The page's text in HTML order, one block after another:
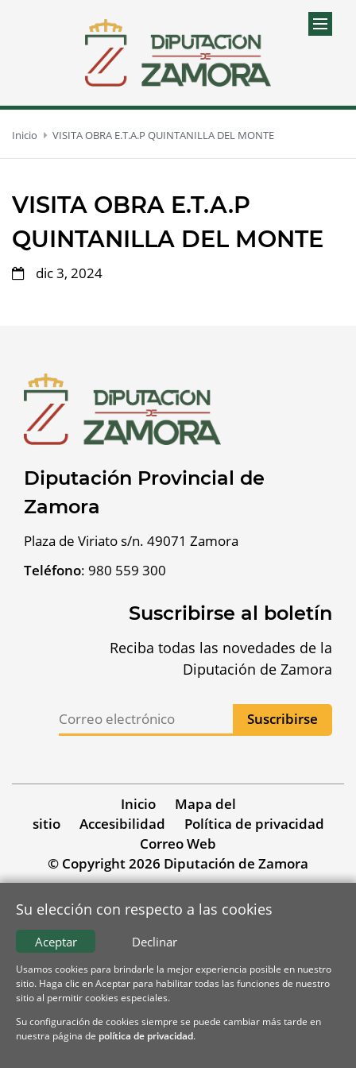
Inicio VISITA OBRA E.T.A.P QUINTANILLA DEL MONTE
VISITA OBRA E.T.A.P
QUINTANILLA DEL MONTE
dic 3, 2024
Diputación Provincial de
Zamora
Plaza de Viriato s/n. 49071 Zamora
Teléfono: 980 559 300
Suscribirse al boletín
Reciba todas las novedades de la
Diputación de Zamora
Inicio
Mapa del
sitio
Accesibilidad
Política de privacidad
Correo Web
© Copyright 2026 Diputación de Zamora
Su elección con respecto a las cookies
Declinar
Aceptar
Usamos cookies para brindarle la mejor experiencia posible en nuestro
sitio. Haga clic en Aceptar para habilitar todas las funciones de nuestro
sitio al permitir cookies especiales.
Su configuración de cookies siempre se puede cambiar más tarde en
nuestra página de política de privacidad.